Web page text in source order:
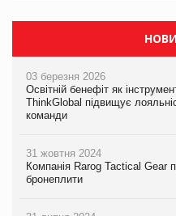
03 березня 2026
Освітній бенефіт як
ThinkGlobal підвищує
команди
31 жовтня 2024
Компанія Rarog Tactical Gear
бронеплити